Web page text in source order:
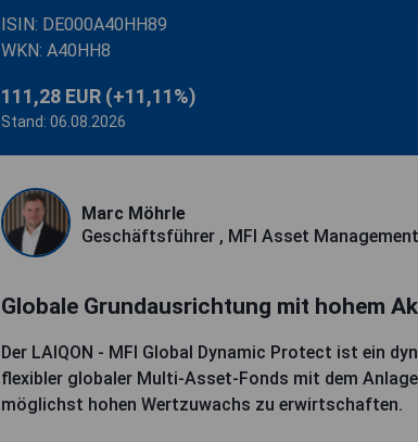
ISIN: DE000A40HH89
WKN: A40HH8
111,28 EUR (+11,11%)
Stand: 06.08.2026
Marc Möhrle
Geschäftsführer , MFI Asset
Globale Grundausrichtung mit hohem
Der LAIQON - MFI Global Dynamic Protect ist ein
flexibler globaler Multi-Asset-Fonds mit dem
möglichst hohen Wertzuwachs zu erwirtschaften.